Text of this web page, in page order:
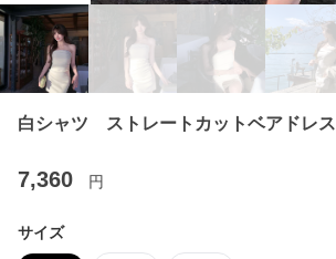
白シャツ ストレートカットベアドレス
7,360 円
サイズ